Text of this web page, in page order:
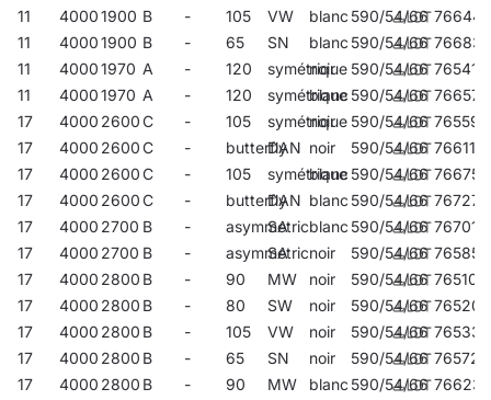
11
40001900 B - 105 VW blanc 590/54/66 766442
11
40001900 B - 65 SN blanc 590/54/66 766831
11
40001970 A - 120 symétrique
noir 590/54/66 765414
11
40001970 A - 120 symétrique
blanc 590/54/66 766572
17
4000 2600C - 105 symétrique
noir 590/54/66 765599
17
4000 2600C - butterfly
DAN noir 590/54/66 766114
17
4000 2600C - 105 symétrique
blanc 590/54/66 766756
17
4000 2600C - butterfly
DAN blanc 590/54/66 767272
17
4000 2700 B - asymmetric
SA blanc 590/54/66 767012
17
4000 2700 B - asymmetric
SA noir 590/54/66 765858
17
4000 2800 B - 90 MW noir 590/54/66 765100
17
4000 2800 B - 80 SW noir 590/54/66 765209
17
4000 2800 B - 105 VW noir 590/54/66 765339
17
4000 2800 B - 65 SN noir 590/54/66 765728
17
4000 2800 B - 90 MW blanc 590/54/66 766237